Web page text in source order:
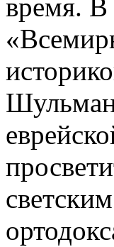
время. В